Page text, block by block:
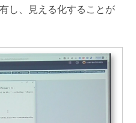
し、見える化することが